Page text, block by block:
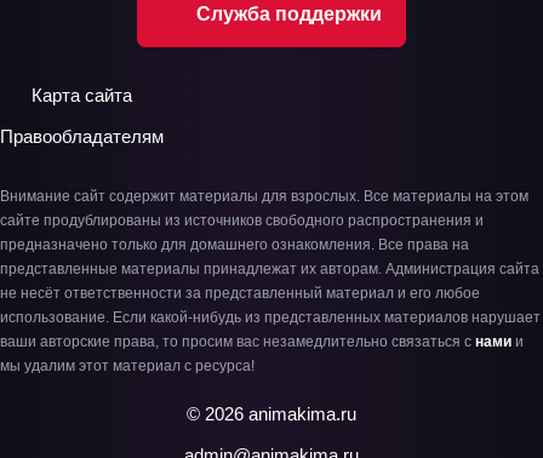
Служба поддержки
Карта сайта
Правообладателям
Внимание сайт содержит материалы для взрослых. Все материалы на этом
сайте продублированы из источников свободного распространения и
предназначено только для домашнего ознакомления. Все права на
представленные материалы принадлежат их авторам. Администрация сайта
не несёт ответственности за представленный материал и его любое
использование. Если какой-нибудь из представленных материалов нарушает
ваши авторские права, то просим вас незамедлительно связаться с нами и
мы удалим этот материал с ресурса!
© 2026 animakima.ru